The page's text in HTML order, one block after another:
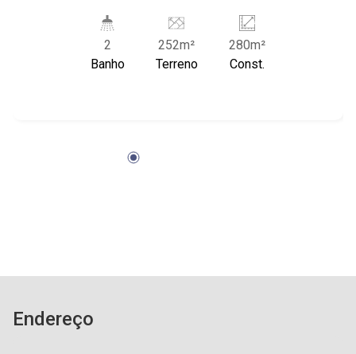
e Avenida Carlos Eduardo de Gasperi Consoni.
2
Banho
252m²
Terreno
280m²
Const.
Endereço